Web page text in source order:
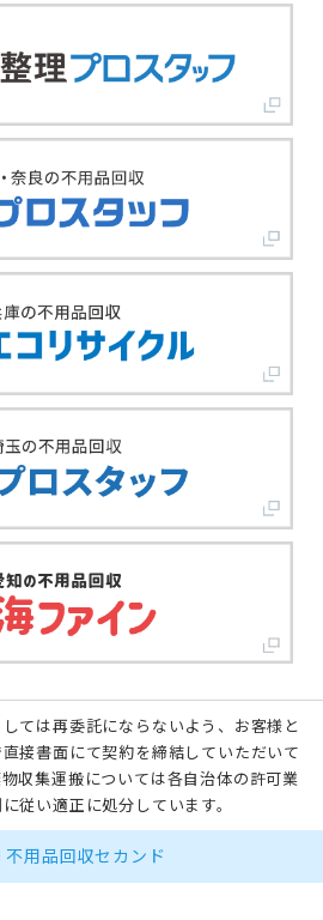
ては再委託にならないよう、お客様と
接書面にて契約を締結していただいて
収集運搬については各自治体の許可業
従い適正に処分しています。
用品回収セカンド